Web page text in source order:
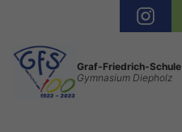
Graf-Friedrich-Schule
Gymnasium Diepholz